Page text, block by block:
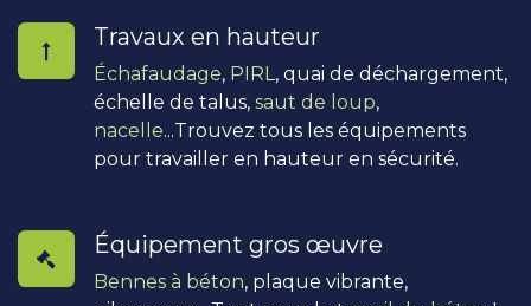
Travaux en hauteur
Échafaudage, PIRL, quai de déchargement,
échelle de talus, saut de loup,
nacelle...Trouvez tous les équipements
pour travailler en hauteur en sécurité.
Équipement gros œuvre
Bennes à béton, plaque vibrante,